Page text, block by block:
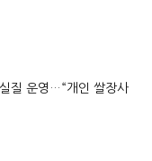
질 운영…“개인 쌀장사